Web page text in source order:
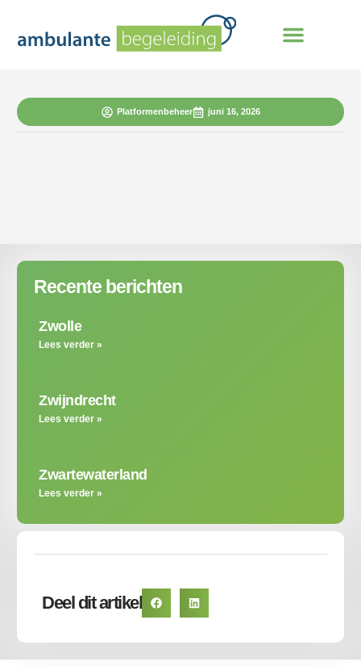
Platformenbeheer juni 16, 2026
Deel dit artikel
Recente berichten
Zwolle
Lees verder »
Zwijndrecht
Lees verder »
Zwartewaterland
Lees verder »